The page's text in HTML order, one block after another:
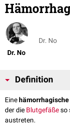
Dr. No
Dr. No
Definition
Eine
der die Blutgefäßeso
austreten.